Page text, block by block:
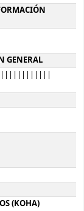
GENERAL
||||||||||||||
(KOHA)